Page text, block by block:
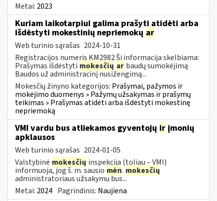
Metai: 2023
Kuriam laikotarpiui galima prašyti atidėti arba
išdėstyti mokestinių nepriemokų ar
Web turinio sąrašas 2024-10-31
Registracijos numeris KM2982 Ši informacija skelbiama:
Prašymas išdėstyti mokesčių ar baudų sumokėjimą
Baudos už administracinį nusižengimą...
Mokesčių žinyno kategorijos: Prašymai, pažymos ir
mokėjimo duomenys » Pažymų užsakymas ir prašymų
teikimas » Prašymas atidėti arba išdėstyti mokestinę
nepriemoką
VMI vardu bus atliekamos gyventojų ir įmonių
apklausos
Web turinio sąrašas 2024-01-05
Valstybinė mokesčių inspekcija (toliau – VMI)
informuoja, jog š. m. sausio mėn. mokesčių
administratoriaus užsakymu bus...
Metai: 2024 Pagrindinis: Naujiena